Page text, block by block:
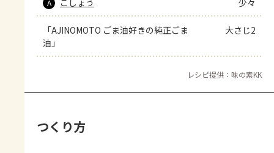
A こしょう 少々
「AJINOMOTO ごま油好きの純正ごま
油」
大さじ2
レシピ提供：味の素KK
つくり方